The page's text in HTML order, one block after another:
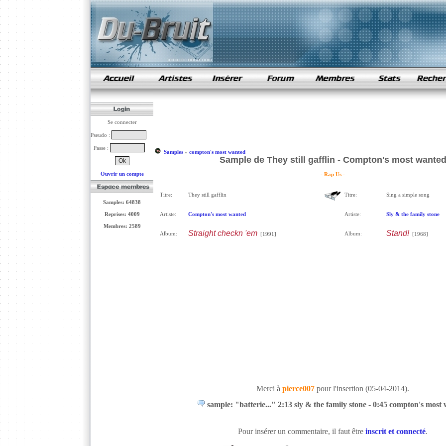
samples de rap
Se connecter
Pseudo :
Passe :
Ouvrir un compte
Samples: 64838
Reprises: 4009
Membres: 2589
Samples» compton's most wanted
Sample de They still gafflin - Compton's most wanted
- Rap Us -
Titre: They still gafflin
Artiste: Compton's most wanted
Album: Straight checkn 'em[1991]
Titre: Sing a simple song
Artiste: Sly & the family stone
Album: Stand![1968]
Merci à pierce007 pour l'insertion (05-04-2014).
sample: "batterie..." 2:13 sly & the family stone - 0:45 compton's most
Pour insérer un commentaire, il faut être inscrit et connecté.